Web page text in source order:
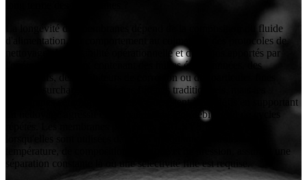
La longévité des membranes dépend de la composition du fluide
d'alimentation, du comportement au colmatage, des protocoles de
nettoyage, de la stabilité opérationnelle et des soins apportés par
l'opérateur. Les flux contenant des huiles émulsionnées, des
tensioactifs, des inhibiteurs de corrosion ou des particules fines
peuvent surcharger les médias filtrants traditionnels, mais les
membranes céramiques d'ALSYS résistent à ces défis en supportant
un nettoyage agressif et en maintenant leur débit au fil de cycles
température, de composition chimique et de pression, assurant une
séparation constante là où une sélectivité fine est requise.